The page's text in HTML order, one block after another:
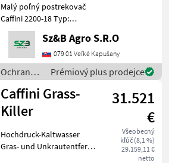
Malý poľný postrekovač
Caffini 2200-18 Typ:
Namontovaný alebo
ťahaný poľný postrekovač
(séria „Small“ zahŕňa oba
typy). Kapacita 2200 litrov
zvyčajne naznačuje ť
Sz&B Agro S.R.O
079 01 Veľké Kapušany
Ochrana
rastlín /
Caffini
Prémiový plus prodejce
Caffini Grass-
Killer
31.521
€
Všeobecný
kľúč (8,1 %)
29.159,11 €
netto
Hochdruck-Kaltwasser
Gras- und Unkrautentferner